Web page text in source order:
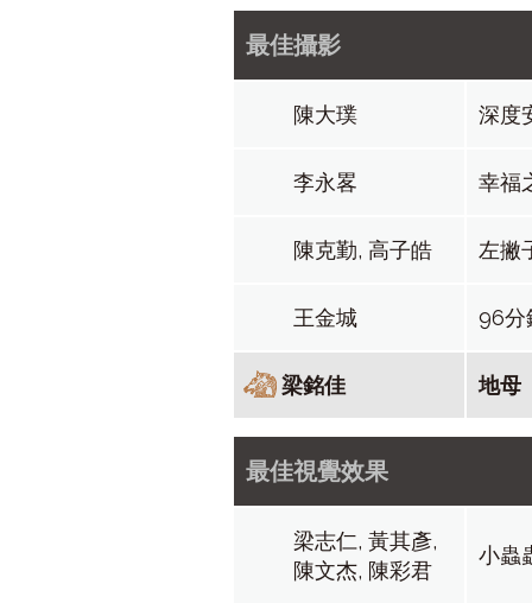
最佳攝影
陳大璞 深度
李永畧 幸福
陳克勤, 高子皓 左撇
王金城 96分
梁銘佳 地母
最佳視覺效果
梁志仁, 黃其彥,
陳文杰, 陳彩君
小蟲